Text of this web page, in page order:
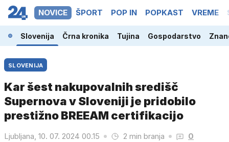
NOVICE ŠPORT POP IN POPKAST VREME
Slovenija Črna kronika Tujina Gospodarstvo
SLOVENIJA
Kar šest nakupovalnih središč
Supernova v Sloveniji je pridobilo
prestižno BREEAM certifikacijo
Ljubljana, 10. 07. 2024 00.15 2 min branja 0